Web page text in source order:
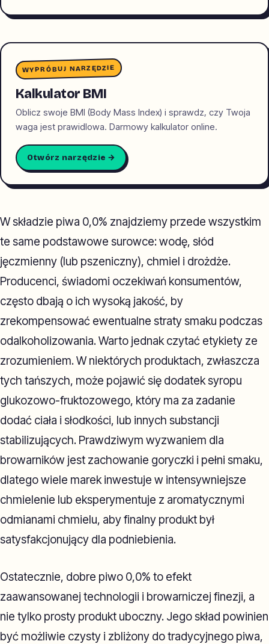
WYPRÓBUJ NARZĘDZIE
Kalkulator BMI
Oblicz swoje BMI (Body Mass Index) i sprawdz, czy Twoja
waga jest prawidlowa. Darmowy kalkulator online.
Otwórz narzędzie →
W składzie piwa 0,0% znajdziemy przede wszystkim
te same podstawowe surowce: wodę, słód
jęczmienny (lub pszeniczny), chmiel i drożdże.
Producenci, świadomi oczekiwań konsumentów,
często dbają o ich wysoką jakość, by
zrekompensować ewentualne straty smaku podczas
odalkoholizowania. Warto jednak czytać etykiety ze
zrozumieniem. W niektórych produktach, zwłaszcza
tych tańszych, może pojawić się dodatek syropu
glukozowo-fruktozowego, który ma za zadanie
dodać ciała i słodkości, lub innych substancji
stabilizujących. Prawdziwym wyzwaniem dla
browarników jest zachowanie goryczki i pełni smaku,
dlatego wiele marek inwestuje w intensywniejsze
chmielenie lub eksperymentuje z aromatycznymi
odmianami chmielu, aby finalny produkt był
satysfakcjonujący dla podniebienia.
Ostatecznie, dobre piwo 0,0% to efekt
zaawansowanej technologii i browarniczej finezji, a
nie tylko prosty produkt uboczny. Jego skład powinien
być możliwie czysty i zbliżony do tradycyjnego piwa,